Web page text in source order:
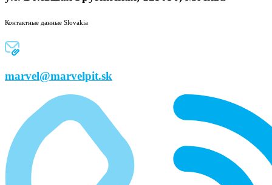
Контактные данные Slovakia
marvel@marvelpit.sk